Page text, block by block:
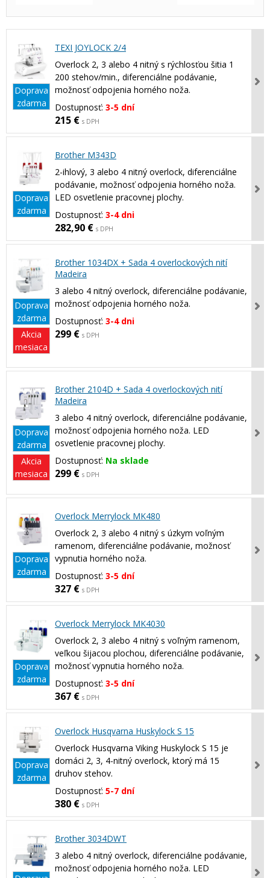
Doprava
zdarma
TEXI JOYLOCK 2/4
Overlock 2, 3 alebo 4 nitný s rýchlosťou šitia 1
200 stehov/min., diferenciálne podávanie,
možnosť odpojenia horného noža.
Dostupnosť: 3-5 dní
215 € s DPH
Doprava
zdarma
Brother M343D
2-ihlový, 3 alebo 4 nitný overlock, diferenciálne
podávanie, možnosť odpojenia horného noža.
LED osvetlenie pracovnej plochy.
Dostupnosť: 3-4 dni
282,90 € s DPH
Doprava
zdarma
Akcia
mesiaca
Brother 1034DX + Sada 4 overlockových nití
Madeira
3 alebo 4 nitný overlock, diferenciálne podávanie,
možnosť odpojenia horného noža.
Dostupnosť: 3-4 dni
299 € s DPH
Doprava
zdarma
Akcia
mesiaca
Brother 2104D + Sada 4 overlockových nití
Madeira
3 alebo 4 nitný overlock, diferenciálne podávanie,
možnosť odpojenia horného noža. LED
osvetlenie pracovnej plochy.
Dostupnosť: Na sklade
299 € s DPH
Doprava
zdarma
Overlock Merrylock MK480
Overlock 2, 3 alebo 4 nitný s úzkym voľným
ramenom, diferenciálne podávanie, možnosť
vypnutia horného noža.
Dostupnosť: 3-5 dní
327 € s DPH
Doprava
zdarma
Overlock Merrylock MK4030
Overlock 2, 3 alebo 4 nitný s voľným ramenom,
veľkou šijacou plochou, diferenciálne podávanie,
možnosť vypnutia horného noža.
Dostupnosť: 3-5 dní
367 € s DPH
Doprava
zdarma
Overlock Husqvarna Huskylock S 15
Overlock Husqvarna Viking Huskylock S 15 je
domáci 2, 3, 4-nitný overlock, ktorý má 15
druhov stehov.
Dostupnosť: 5-7 dní
380 € s DPH
Brother 3034DWT
3 alebo 4 nitný overlock, diferenciálne podávanie,
možnosť odpojenia horného noža. LED